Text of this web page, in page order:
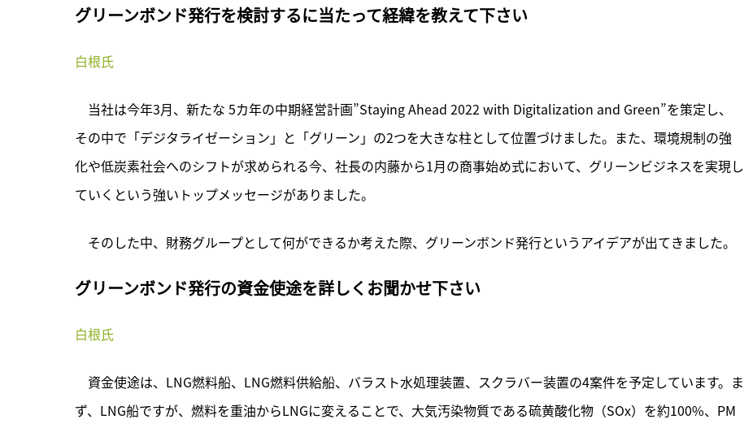
グリーンボンド発行を検討するに当たって経緯を教えて下さい
白根氏
当社は今年3月、新たな 5カ年の中期経営計画”Staying Ahead 2022 with Digitalization and Green”を策定し、
その中で「デジタライゼーション」と「グリーン」の2つを大きな柱として位置づけました。また、環境規制の強
化や低炭素社会へのシフトが求められる今、社長の内藤から1月の商事始め式において、グリーンビジネスを実現し
ていくという強いトップメッセージがありました。
そのした中、財務グループとして何ができるか考えた際、グリーンボンド発行というアイデアが出てきました。
グリーンボンド発行の資金使途を詳しくお聞かせ下さい
白根氏
資金使途は、LNG燃料船、LNG燃料供給船、バラスト水処理装置、スクラバー装置の4案件を予定しています。ま
ず、LNG船ですが、燃料を重油からLNGに変えることで、大気汚染物質である硫黄酸化物（SOx）を約100%、PM